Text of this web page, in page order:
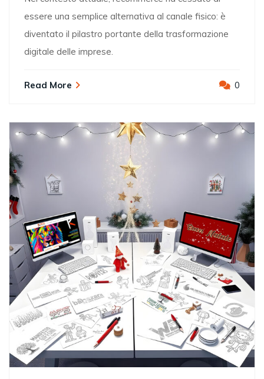
essere una semplice alternativa al canale fisico: è
diventato il pilastro portante della trasformazione
digitale delle imprese.
Read More 0